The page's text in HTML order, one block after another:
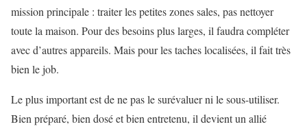
mission principale : traiter les petites zones sales, pas nettoyer
toute la maison. Pour des besoins plus larges, il faudra compléter
avec d’autres appareils. Mais pour les taches localisées, il fait très
bien le job.
Le plus important est de ne pas le surévaluer ni le sous-utiliser.
Bien préparé, bien dosé et bien entretenu, il devient un allié